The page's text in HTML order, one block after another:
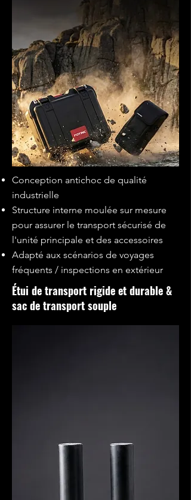
Conception antichoc de qualité
industrielle
Structure interne moulée sur mesure
pour assurer le transport sécurisé de
l'unité principale et des accessoires
Adapté aux scénarios de voyages
fréquents / inspections en extérieur
Étui de transport rigide et durable &
sac de transport souple